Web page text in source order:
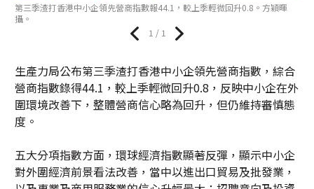
第三季渣打香港中小企領先營商指數報44.1，較上季輕微回升0.8。方穎暉
攝。
1 / 1
生產力局公布第三季渣打香港中小企領先營商指數，綜合
營商指數錄得44.1，較上季輕微回升0.8，反映中小企在外
圍環境改善下，整體營商信心略為回升，但仍維持審慎態
度。
五大分項指數方面，環球經濟指數顯著反彈，顯示中小企
對外圍經濟前景看法改善，當中以進出口貿易及批發業，